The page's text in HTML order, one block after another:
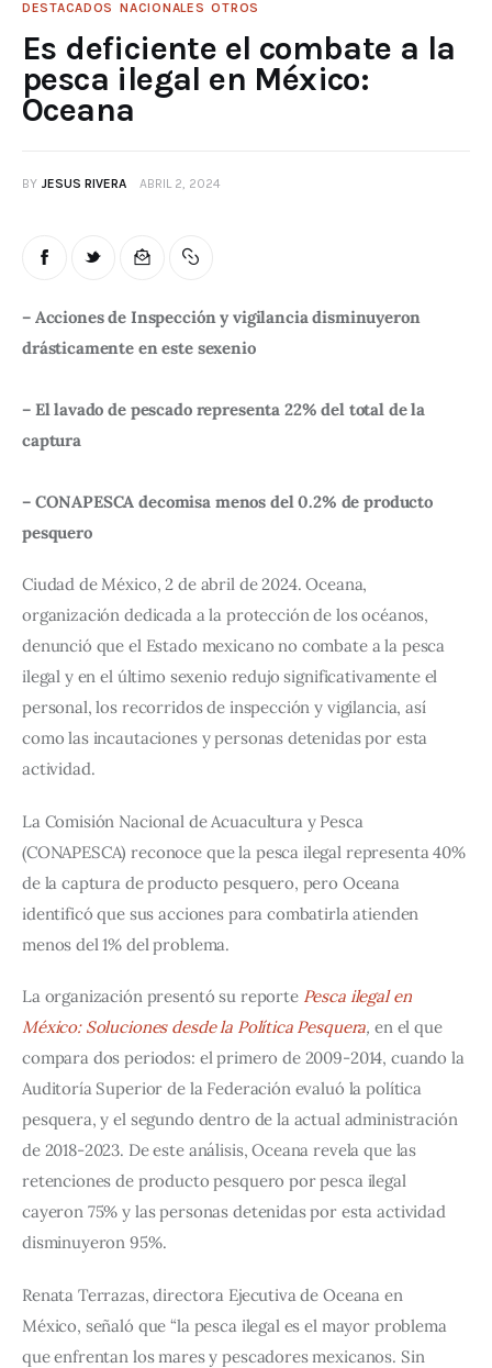
DESTACADOS NACIONALES OTROS
Es deficiente el combate a la
pesca ilegal en México:
Oceana
BY JESUS RIVERA ABRIL 2, 2024
– Acciones de Inspección y vigilancia disminuyeron
drásticamente en este sexenio
– El lavado de pescado representa 22% del total de la
captura
– CONAPESCA decomisa menos del 0.2% de producto
pesquero
Ciudad de México, 2 de abril de 2024. Oceana,
organización dedicada a la protección de los océanos,
denunció que el Estado mexicano no combate a la pesca
ilegal y en el último sexenio redujo significativamente el
personal, los recorridos de inspección y vigilancia, así
como las incautaciones y personas detenidas por esta
actividad.
La Comisión Nacional de Acuacultura y Pesca
(CONAPESCA) reconoce que la pesca ilegal representa 40%
de la captura de producto pesquero, pero Oceana
identificó que sus acciones para combatirla atienden
menos del 1% del problema.
La organización presentó su reporte Pesca ilegal en
México: Soluciones desde la Política Pesquera, en el que
compara dos periodos: el primero de 2009-2014, cuando la
Auditoría Superior de la Federación evaluó la política
pesquera, y el segundo dentro de la actual administración
de 2018-2023. De este análisis, Oceana revela que las
retenciones de producto pesquero por pesca ilegal
cayeron 75% y las personas detenidas por esta actividad
disminuyeron 95%.
Renata Terrazas, directora Ejecutiva de Oceana en
México, señaló que “la pesca ilegal es el mayor problema
que enfrentan los mares y pescadores mexicanos. Sin